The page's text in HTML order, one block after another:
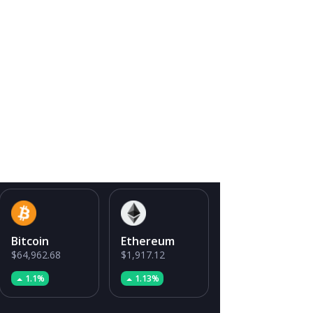
Bitcoin
$64,962.68
1.1%
Ethereum
$1,917.12
1.13%